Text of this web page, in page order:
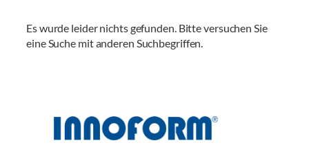
Es wurde leider nichts gefunden. Bitte versuchen Sie
eine Suche mit anderen Suchbegriffen.